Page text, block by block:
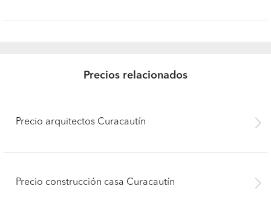
Precios relacionados
Precio arquitectos Curacautín
Precio construcción casa Curacautín